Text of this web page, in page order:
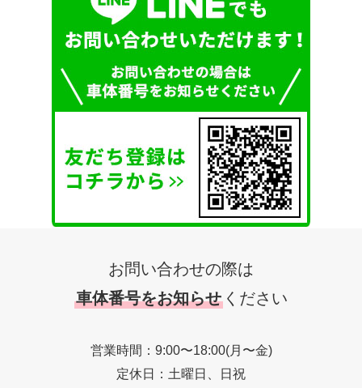
お問い合わせの際は
車体番号をお知らせ ください
営業時間：9:00〜18:00(月〜金)
定休日：土曜日、日祝